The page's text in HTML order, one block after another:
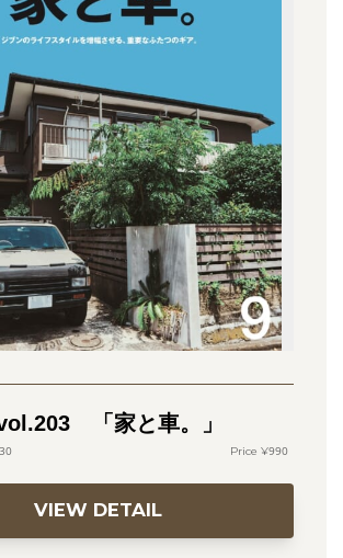
「家と車。」
990
VIEW DETAIL